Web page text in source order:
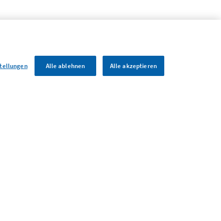
BÜCHER
Alle ablehnen Alle akzeptieren